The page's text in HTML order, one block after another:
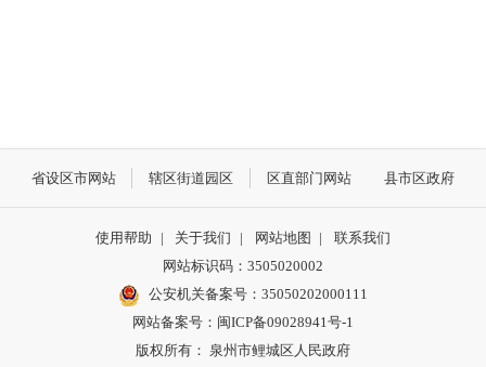
省设区市网站 辖区街道园区 区直部门网站 县市区政府
使用帮助 | 关于我们 | 网站地图 |
联系我们
网站标识码：3505020002
公安机关备案号：35050202000111
网站备案号：闽ICP备09028941号-1
版权所有： 泉州市鲤城区人民政府